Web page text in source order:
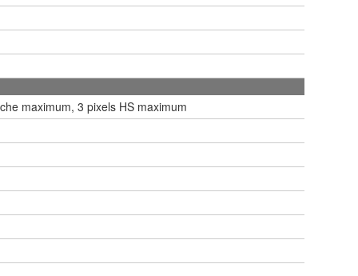
maximum, 3 pixels HS maximum